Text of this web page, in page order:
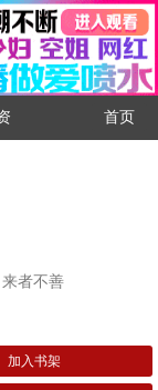
首页
者不善
加入书架